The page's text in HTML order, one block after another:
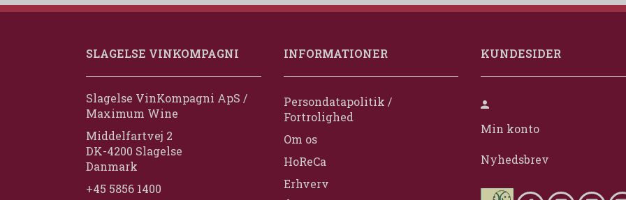
SLAGELSE VINKOMPAGNI
Slagelse VinKompagni ApS /
Maximum Wine
Middelfartvej 2
DK-4200 Slagelse
Danmark
+45 5856 1400
INFORMATIONER
Persondatapolitik /
Fortrolighed
Om os
HoReCa
Erhverv
KUNDESIDER
Min konto
Nyhedsbrev